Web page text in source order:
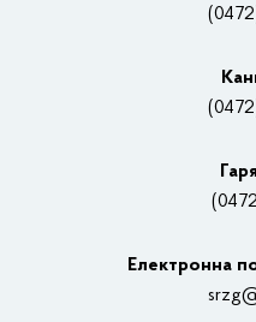
Структурні
Електронна